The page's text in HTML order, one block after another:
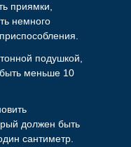
приямки,
немного
подушкой,
меньше 10
должен быть
сантиметр.